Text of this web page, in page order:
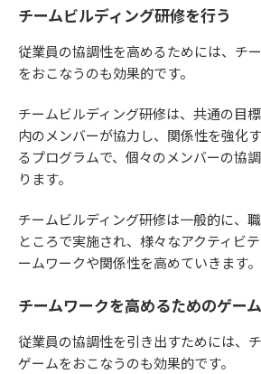
チームビルディング研修を行う
従業員の協調性を高めるためには、チ
をおこなうのも効果的です。
チームビルディング研修は、共通の目
内のメンバーが協力し、関係性を強化
るプログラムで、個々のメンバーの協
ります。
チームビルディング研修は一般的に、
ところで実施され、様々なアクティビ
ームワークや関係性を高めていきます。
チームワークを高めるためのゲー
従業員の協調性を引き出すためには、
ゲームをおこなうのも効果的です。